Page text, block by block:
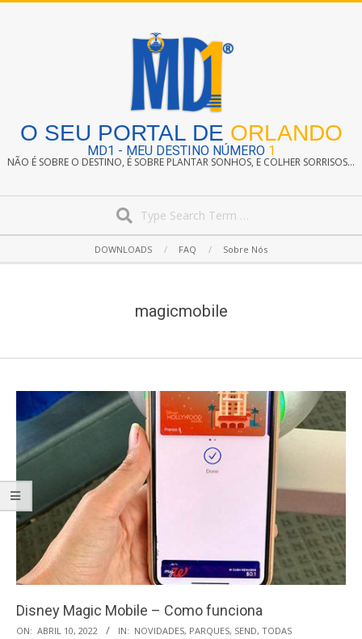
O SEU PORTAL DE ORLANDO
MD1 - MEU DESTINO NÚMERO 1
NÃO É SOBRE O DESTINO, É SOBRE PLANTAR SONHOS, E COLHER SORRISOS...
Navigation
DOWNLOADS FAQ Sobre Nós
magicmobile
Disney Magic Mobile – Como funciona
2022-
ON: ABRIL 10, 2022 IN: NOVIDADES, PARQUES, SEND, TODAS